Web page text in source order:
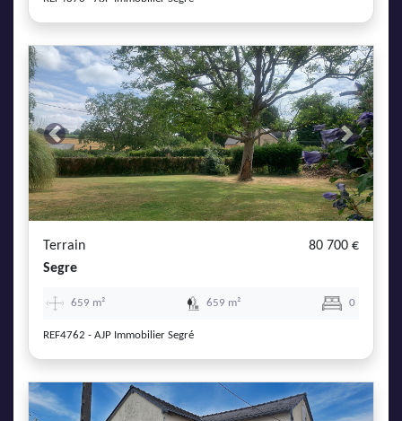
Previous Next
Terrain
80 700 €
Segre
659 m² 659 m² 0
REF4762 - AJP Immobilier Segré